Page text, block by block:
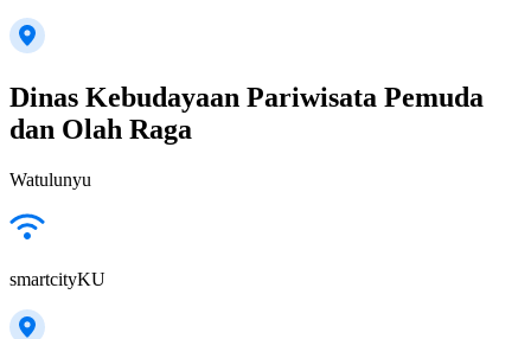
Dinas Kebudayaan Pariwisata Pemuda
dan Olah Raga
Watulunyu
smartcityKU